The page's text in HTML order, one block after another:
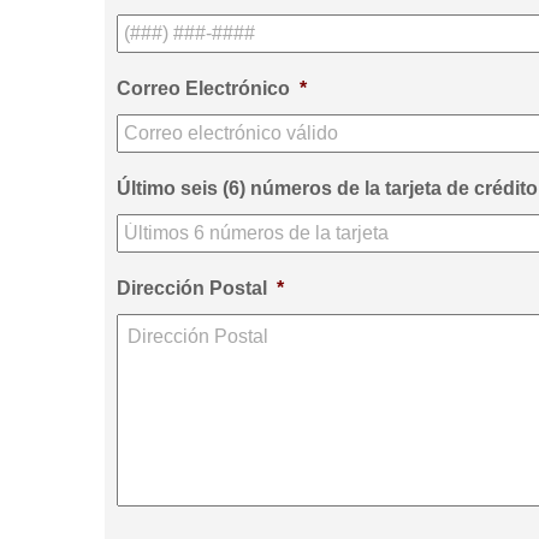
Correo Electrónico *
Último seis (6) números de la tarjeta de crédito
Dirección Postal *